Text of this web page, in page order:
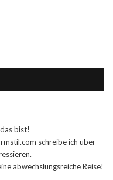
bist!
schreibe ich über
abwechslungsreiche Reise!